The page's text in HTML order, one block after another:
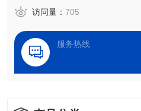
访问量： 705
服务热线